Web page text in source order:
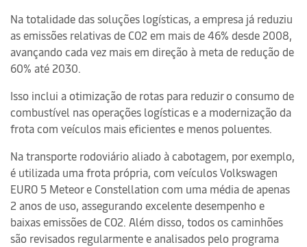
Na totalidade das soluções logísticas, a empresa já reduziu
as emissões relativas de CO2 em mais de 46% desde 2008,
avançando cada vez mais em direção à meta de redução de
60% até 2030.
Isso inclui a otimização de rotas para reduzir o consumo de
combustível nas operações logísticas e a modernização da
frota com veículos mais eficientes e menos poluentes.
Na transporte rodoviário aliado à cabotagem, por exemplo,
é utilizada uma frota própria, com veículos Volkswagen
EURO 5 Meteor e Constellation com uma média de apenas
2 anos de uso, assegurando excelente desempenho e
baixas emissões de CO2. Além disso, todos os caminhões
são revisados regularmente e analisados pelo programa